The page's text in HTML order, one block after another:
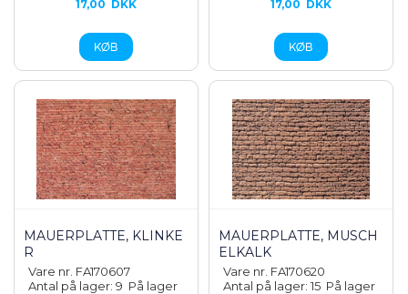
17,00 DKK 17,00 DKK
MAUERPLATTE, KLINKE
R
Vare nr. FA170607
Antal på lager: 9 På lager
MAUERPLATTE, MUSCH
ELKALK
Vare nr. FA170620
Antal på lager: 15 På lager